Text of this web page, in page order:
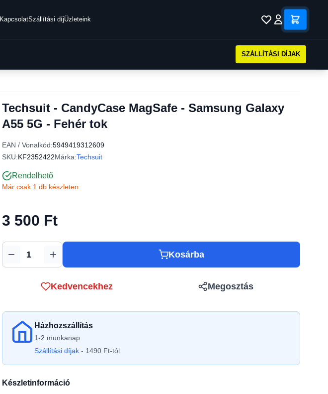
KapcsolatSzállítási díjÜzleteink
SZÁLLÍTÁSI DÍJAK
Techsuit - CandyCase MagSafe - Samsung Galaxy
A55 5G - Fehér tok
EAN / Vonalkód:5949419312609
SKU:KF2352422Márka:Techsuit
Rendelhető
Már csak 1 db készleten
3 500 Ft
Mennyiség Kosárba
Kedvencekhez Megosztás
Házhozszállítás
1-2 munkanap
Szállítási díjak - 1490 Ft-tól
Készletinformáció